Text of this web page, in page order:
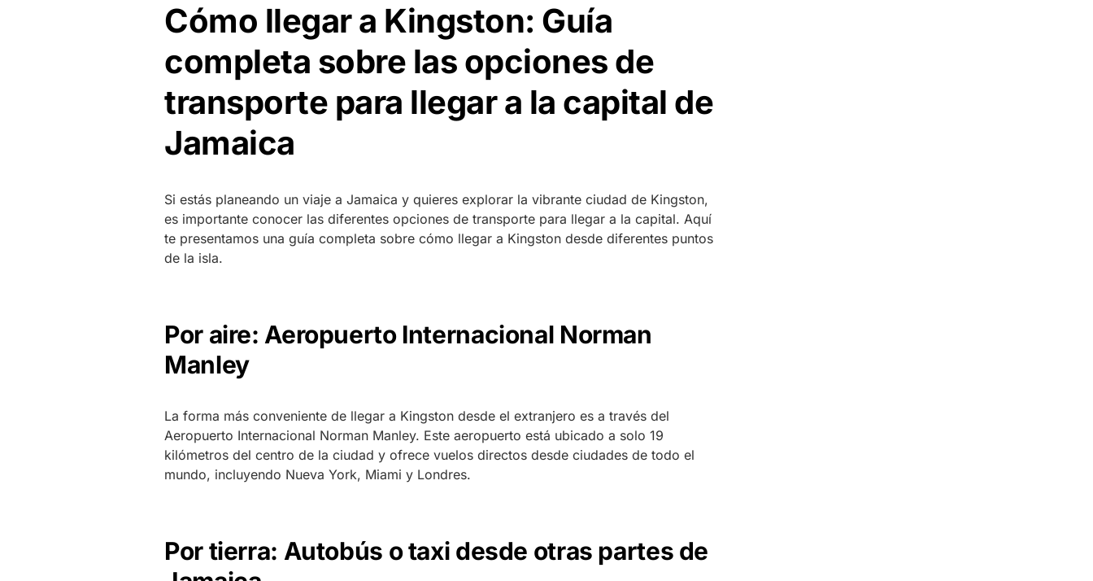
Cómo llegar a Kingston: Guía
completa sobre las opciones de
transporte para llegar a la capital de
Jamaica
Si estás planeando un viaje a Jamaica y quieres explorar la vibrante ciudad de Kingston,
es importante conocer las diferentes opciones de transporte para llegar a la capital. Aquí
te presentamos una guía completa sobre cómo llegar a Kingston desde diferentes puntos
de la isla.
Por aire: Aeropuerto Internacional Norman
Manley
La forma más conveniente de llegar a Kingston desde el extranjero es a través del
Aeropuerto Internacional Norman Manley. Este aeropuerto está ubicado a solo 19
kilómetros del centro de la ciudad y ofrece vuelos directos desde ciudades de todo el
mundo, incluyendo Nueva York, Miami y Londres.
Por tierra: Autobús o taxi desde otras partes de